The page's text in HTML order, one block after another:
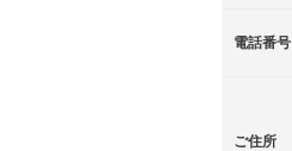
電話番号
ご住所